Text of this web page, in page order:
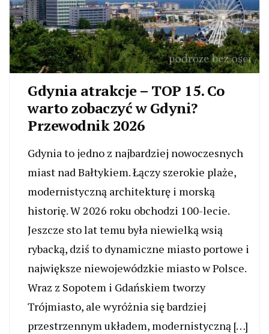
Gdynia atrakcje – TOP 15. Co
warto zobaczyć w Gdyni?
Przewodnik 2026
Gdynia to jedno z najbardziej nowoczesnych
miast nad Bałtykiem. Łączy szerokie plaże,
modernistyczną architekturę i morską
historię. W 2026 roku obchodzi 100-lecie.
Jeszcze sto lat temu była niewielką wsią
rybacką, dziś to dynamiczne miasto portowe i
największe niewojewódzkie miasto w Polsce.
Wraz z Sopotem i Gdańskiem tworzy
Trójmiasto, ale wyróżnia się bardziej
przestrzennym układem, modernistyczną […]